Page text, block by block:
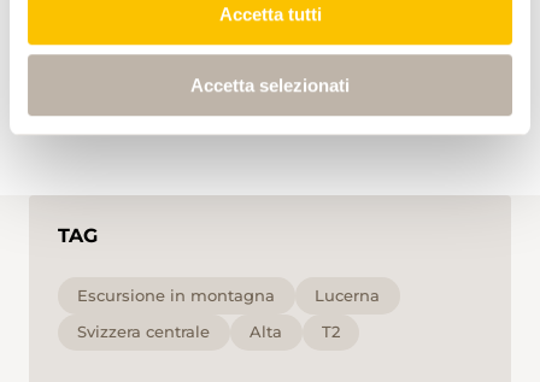
Accetta tutti
Accetta selezionati
TAG
Escursione in montagna
Lucerna
Svizzera centrale
Alta T2